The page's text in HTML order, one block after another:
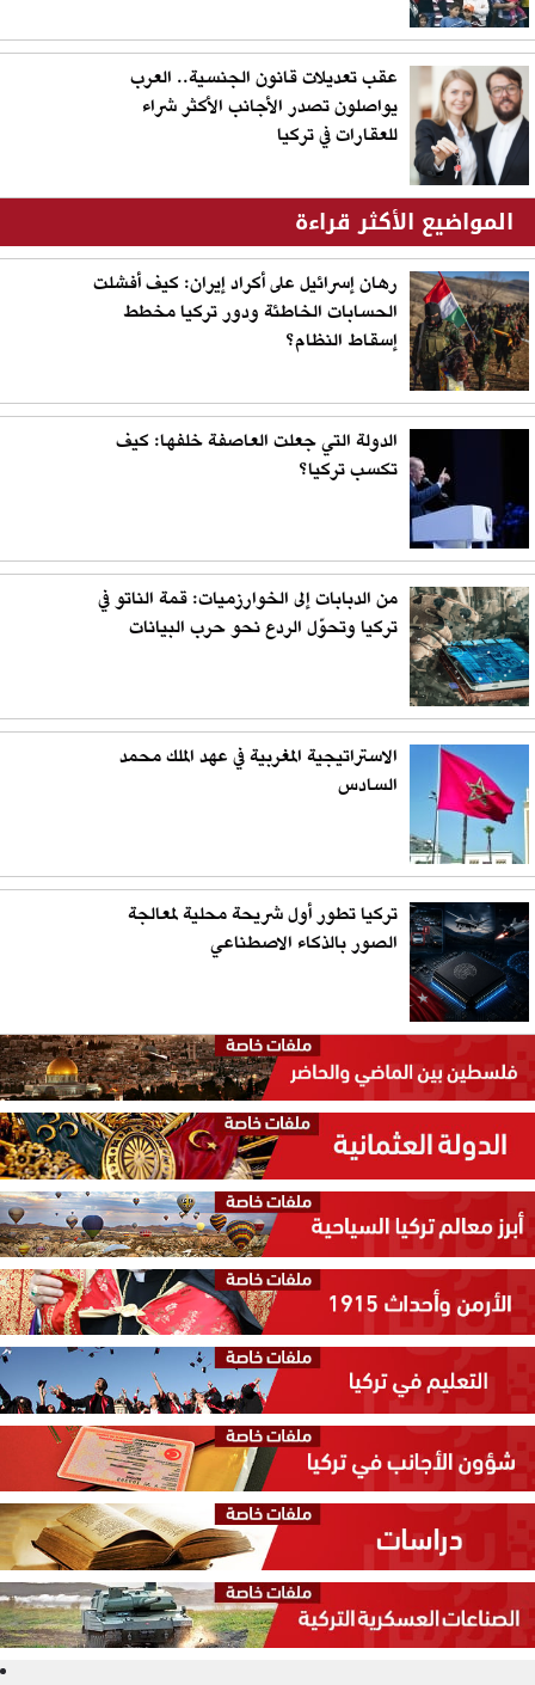
عقب تعديلات قانون الجنسية.. العرب
يواصلون تصدر الأجانب الأكثر شراء
للعقارات في تركيا
المواضيع الأكثر قراءة
رهان إسرائيل على أكراد إيران: كيف أفشلت
الحسابات الخاطئة ودور تركيا مخطط
إسقاط النظام؟
الدولة التي جعلت العاصفة خلفها: كيف
تكسب تركيا؟
من الدبابات إلى الخوارزميات: قمة الناتو في
تركيا وتحوّل الردع نحو حرب البيانات
الاستراتيجية المغربية في عهد الملك محمد
السادس
تركيا تطور أول شريحة محلية لمعالجة
الصور بالذكاء الاصطناعي